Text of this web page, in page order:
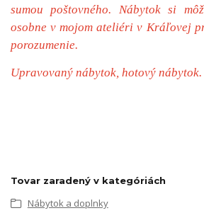
sumou poštovného. Nábytok si
osobne v mojom ateliéri v Kráľovej
porozumenie.
Upravovaný nábytok, hotový nábytok.
Tovar zaradený v kategóriách
Nábytok a doplnky